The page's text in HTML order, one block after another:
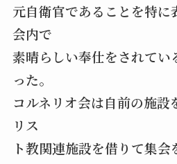
元自衛官であることを特
会内で
素晴らしい奉仕をされてい
った。
コルネリオ会は自前の施設
リス
ト教関連施設を借りて集会